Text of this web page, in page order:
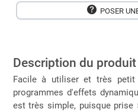
POSER
Description du produit
Facile à utiliser et très petit
programmes d'effets
est très simple, puisque prise